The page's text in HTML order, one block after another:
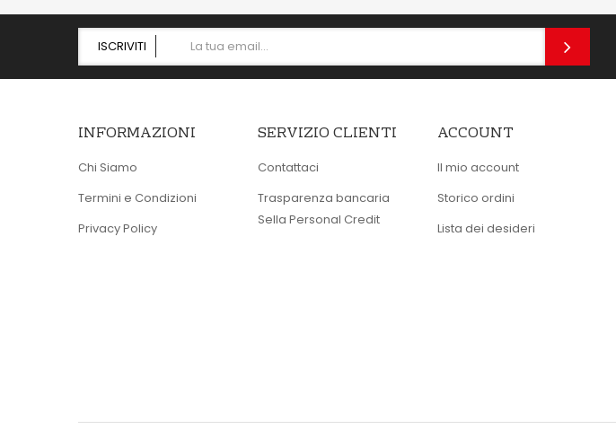
ISCRIVITI
INFORMAZIONI
Chi Siamo
Termini e Condizioni
Privacy Policy
SERVIZIO CLIENTI
Contattaci
Trasparenza bancaria
Sella Personal Credit
ACCOUNT
Il mio account
Storico ordini
Lista dei desideri